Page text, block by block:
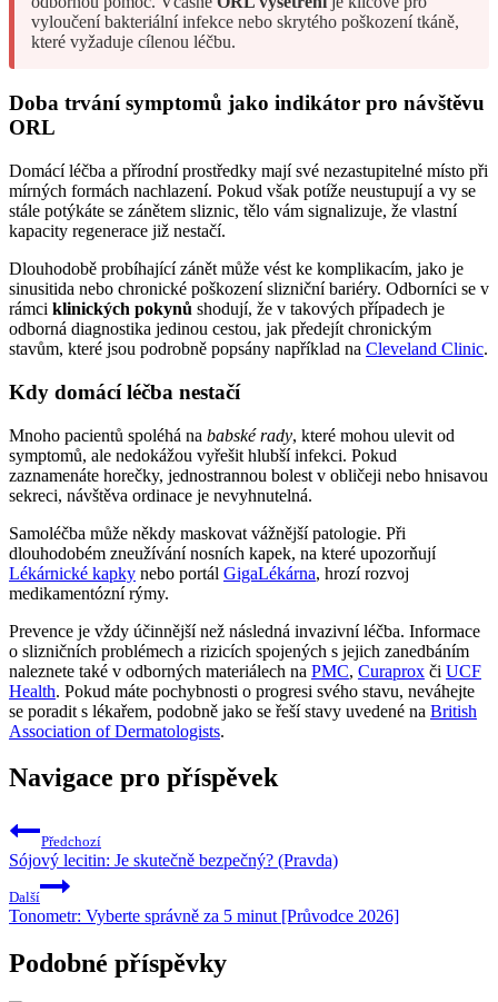
vyloučení bakteriální infekce nebo skrytého poškození tkáně,
které vyžaduje cílenou léčbu.
Doba trvání symptomů jako indikátor pro návštěvu
ORL
Domácí léčba a přírodní prostředky mají své nezastupitelné místo při
mírných formách nachlazení. Pokud však potíže neustupují a vy se
stále potýkáte se zánětem sliznic, tělo vám signalizuje, že vlastní
kapacity regenerace již nestačí.
Dlouhodobě probíhající zánět může vést ke komplikacím, jako je
sinusitida nebo chronické poškození slizniční bariéry. Odborníci se v
rámci klinických pokynů shodují, že v takových případech je
odborná diagnostika jedinou cestou, jak předejít chronickým
stavům, které jsou podrobně popsány například na Cleveland Clinic.
Kdy domácí léčba nestačí
Mnoho pacientů spoléhá na babské rady, které mohou ulevit od
symptomů, ale nedokážou vyřešit hlubší infekci. Pokud
zaznamenáte horečky, jednostrannou bolest v obličeji nebo hnisavou
sekreci, návštěva ordinace je nevyhnutelná.
Samoléčba může někdy maskovat vážnější patologie. Při
dlouhodobém zneužívání nosních kapek, na které upozorňují
Lékárnické kapky nebo portál GigaLékárna, hrozí rozvoj
medikamentózní rýmy.
Prevence je vždy účinnější než následná invazivní léčba. Informace
o slizničních problémech a rizicích spojených s jejich zanedbáním
naleznete také v odborných materiálech na PMC, Curaprox či UCF
Health. Pokud máte pochybnosti o progresi svého stavu, neváhejte
se poradit s lékařem, podobně jako se řeší stavy uvedené na British
Association of Dermatologists.
Navigace pro příspěvek
Předchozí
Sójový lecitin: Je skutečně bezpečný? (Pravda)
Další
Tonometr: Vyberte správně za 5 minut [Průvodce 2026]
Podobné příspěvky